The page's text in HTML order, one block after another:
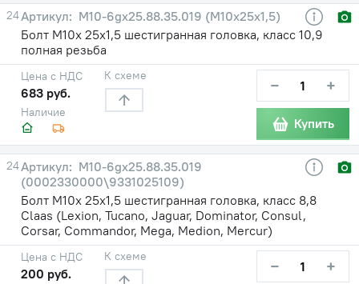
24
М10-6gх25.88.35.019 (М10х25х1,5)
Болт М10х 25х1,5 шестигранная головка, класс 10,9
полная резьба
Наличие
Цена с НДС
683 руб.
К схеме − +
Купить
24
М10-6gх25.88.35.019
(0002330000\9331025109)
Болт М10х 25х1,5 шестигранная головка, класс 8,8
Claas (Lexion, Tucano, Jaguar, Dominator, Consul,
Corsar, Commandor, Mega, Medion, Mercur)
Цена с НДС
200 руб.
К схеме − +